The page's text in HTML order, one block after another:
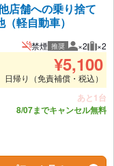
店舗への乗り捨て
軽自動車）
禁煙 推奨 推奨人数
×2 推
×2
¥5,100
日帰り（免責補償・税込）
あと1台
8/07までキャンセル無料